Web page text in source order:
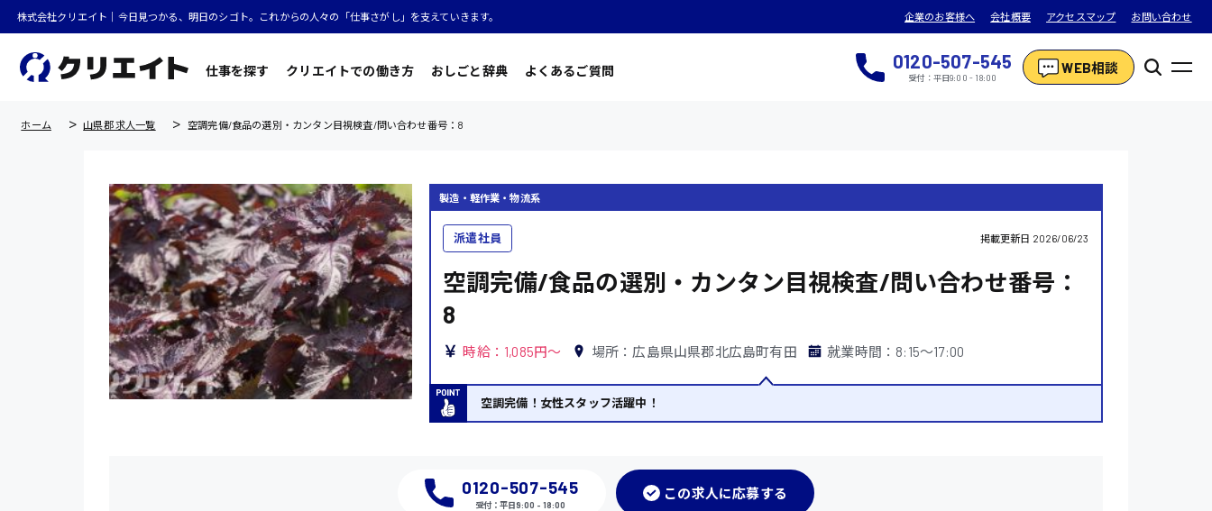
株式会社クリエイト｜今日見つかる、明日のシゴト。これからの人々の「仕事さがし」を支えていきます。 企業のお客様へ 会社概要 アクセスマップ お問い合わせ
仕事を探す クリエイトでの働き方 おしごと辞典 よくあるご質問 0120-507-545
受付：平日9:00 - 18:00
WEB相談
ホーム 山県郡 求人一覧 空調完備/食品の選別・カンタン目視検査/問い合わせ番号：8
製造・軽作業・物流系
派遣社員 掲載更新日 2026/06/23
空調完備/食品の選別・カンタン目視検査/問い合わせ番号：
8
時給：1,085円～ 場所：広島県山県郡北広島町有田 就業時間：8:15〜17:00
空調完備！女性スタッフ活躍中！
0120-507-545
受付：平日9:00 - 18:00
この求人に応募する